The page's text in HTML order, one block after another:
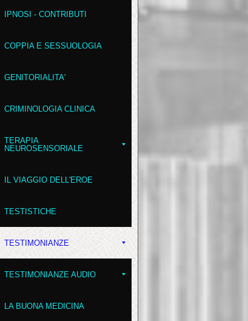
IPNOSI - CONTRIBUTI
COPPIA E SESSUOLOGIA
GENITORIALITA'
CRIMINOLOGIA CLINICA
TERAPIA
NEUROSENSORIALE
IL VIAGGIO DELL'EROE
TESTISTICHE
TESTIMONIANZE
TESTIMONIANZE AUDIO
LA BUONA MEDICINA